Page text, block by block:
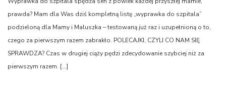
prawda? Mam dla Was dziś kompletną listę „wyprawka do szpitala”
podzieloną dla Mamy i Maluszka – testowaną już raz i uzupełnioną o to,
czego za pierwszym razem zabrakło. POLECAJKI, CZYLI CO NAM SIĘ
SPRAWDZA? Czas w drugiej ciąży pędzi zdecydowanie szybciej niż za
pierwszym razem. […]